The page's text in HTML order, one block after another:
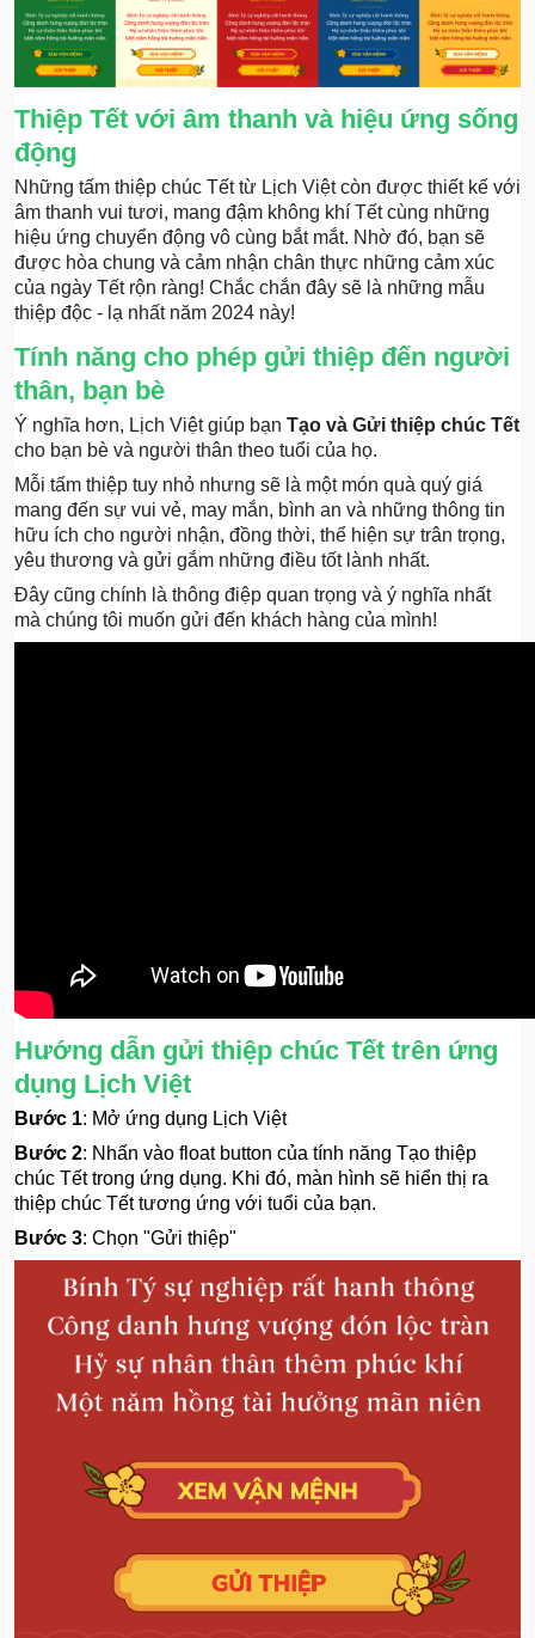
Thiệp Tết với âm thanh và hiệu ứng sống
động
Những tấm thiệp chúc Tết từ Lịch Việt còn được thiết kế với
âm thanh vui tươi, mang đậm không khí Tết cùng những
hiệu ứng chuyển động vô cùng bắt mắt. Nhờ đó, bạn sẽ
được hòa chung và cảm nhận chân thực những cảm xúc
của ngày Tết rộn ràng! Chắc chắn đây sẽ là những mẫu
thiệp độc - lạ nhất năm 2024 này!
Tính năng cho phép gửi thiệp đến người
thân, bạn bè
Ý nghĩa hơn, Lịch Việt giúp bạn Tạo và Gửi thiệp chúc Tết
cho bạn bè và người thân theo tuổi của họ.
Mỗi tấm thiệp tuy nhỏ nhưng sẽ là một món quà quý giá
mang đến sự vui vẻ, may mắn, bình an và những thông tin
hữu ích cho người nhận, đồng thời, thể hiện sự trân trọng,
yêu thương và gửi gắm những điều tốt lành nhất.
Đây cũng chính là thông điệp quan trọng và ý nghĩa nhất
mà chúng tôi muốn gửi đến khách hàng của mình!
Hướng dẫn gửi thiệp chúc Tết trên ứng
dụng Lịch Việt
Bước 1: Mở ứng dụng Lịch Việt
Bước 2: Nhấn vào float button của tính năng Tạo thiệp
chúc Tết trong ứng dụng. Khi đó, màn hình sẽ hiển thị ra
thiệp chúc Tết tương ứng với tuổi của bạn.
Bước 3: Chọn "Gửi thiệp"